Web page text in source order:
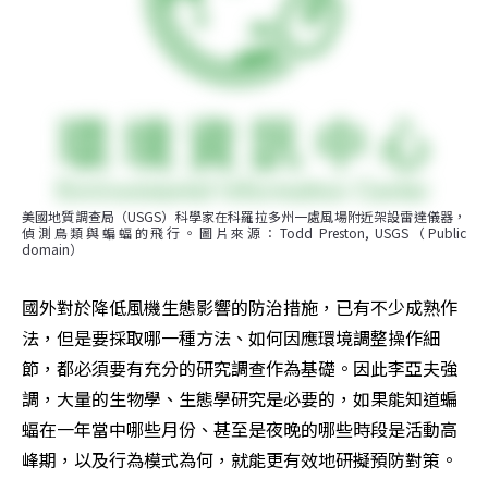
美國地質調查局（USGS）科學家在科羅拉多州一處風場附近架設雷達儀器，
偵測鳥類與蝙蝠的飛行。圖片來源：Todd Preston, USGS（Public
domain）
國外對於降低風機生態影響的防治措施，已有不少成熟作
法，但是要採取哪一種方法、如何因應環境調整操作細
節，都必須要有充分的研究調查作為基礎。因此李亞夫強
調，大量的生物學、生態學研究是必要的，如果能知道蝙
蝠在一年當中哪些月份、甚至是夜晚的哪些時段是活動高
峰期，以及行為模式為何，就能更有效地研擬預防對策。